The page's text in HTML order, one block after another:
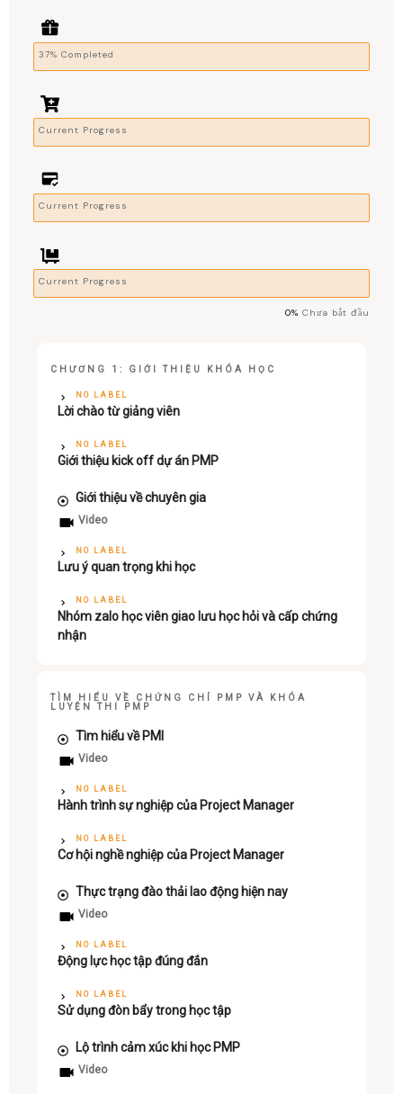
37% Completed
Current Progress
Current Progress
Current Progress
0% Chưa bắt đầu
CHƯƠNG 1: GIỚI THIỆU KHÓA HỌC
NO LABEL
Lời chào từ giảng viên
NO LABEL
Giới thiệu kick off dự án PMP
Giới thiệu về chuyên gia
Video
NO LABEL
Lưu ý quan trọng khi học
NO LABEL
Nhóm zalo học viên giao lưu học hỏi và cấp chứng
nhận
TÌM HIỂU VỀ CHỨNG CHỈ PMP VÀ KHÓA
LUYỆN THI PMP
Tìm hiểu về PMI
Video
NO LABEL
Hành trình sự nghiệp của Project Manager
NO LABEL
Cơ hội nghề nghiệp của Project Manager
Thực trạng đào thải lao động hiện nay
Video
NO LABEL
Động lực học tập đúng đắn
NO LABEL
Sử dụng đòn bẩy trong học tập
Lộ trình cảm xúc khi học PMP
Video